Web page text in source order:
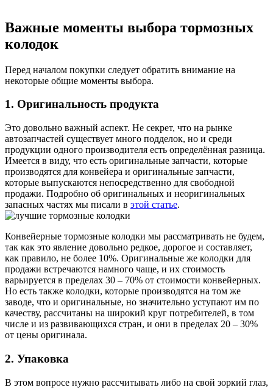
Важные моменты выбора тормозных
колодок
Перед началом покупки следует обратить внимание на
некоторые общие моменты выбора.
1. Оригинальность продукта
Это довольно важный аспект. Не секрет, что на рынке
автозапчастей существует много подделок, но и среди
продукции одного производителя есть определённая разница.
Имеется в виду, что есть оригинальные запчасти, которые
производятся для конвейера и оригинальные запчасти,
которые выпускаются непосредственно для свободной
продажи. Подробно об оригинальных и неоригинальных
запасных частях мы писали в этой статье.
Конвейерные тормозные колодки мы рассматривать не будем,
так как это явление довольно редкое, дорогое и составляет,
как правило, не более 10%. Оригинальные же колодки для
продажи встречаются намного чаще, и их стоимость
варьируется в пределах 30 – 70% от стоимости конвейерных.
Но есть также колодки, которые производятся на том же
заводе, что и оригинальные, но значительно уступают им по
качеству, рассчитаны на широкий круг потребителей, в том
числе и из развивающихся стран, и они в пределах 20 – 30%
от цены оригинала.
2. Упаковка
В этом вопросе нужно рассчитывать либо на свой зоркий глаз,